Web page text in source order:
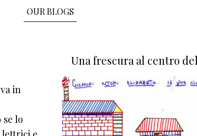
OUR BLOGS
in
lo
Una frescura al centro